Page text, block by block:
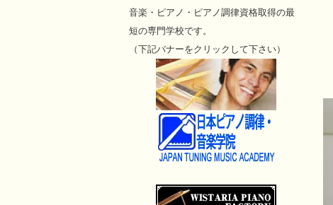
音楽・ピアノ・ピアノ調律資格取得の最
短の専門学校です。
（下記バナーをクリックして下さい）